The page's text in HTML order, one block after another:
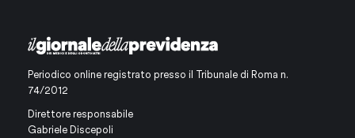
Periodico online registrato presso il Tribunale di Roma n.
74/2012
Direttore responsabile
Gabriele Discepoli